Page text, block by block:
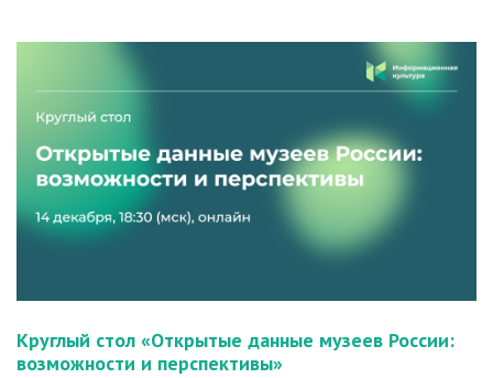
Круглый стол «Открытые данные музеев России:
возможности и перспективы»